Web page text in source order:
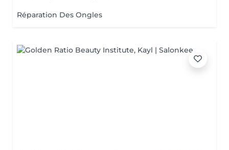
Réparation Des Ongles